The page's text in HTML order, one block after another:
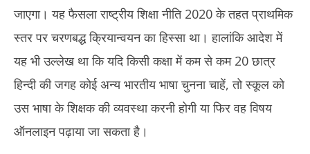
जाएगा। यह फैसला राष्ट्रीय शिक्षा नीति 2020 के तहत प्राथमिक
स्तर पर चरणबद्ध क्रियान्वयन का हिस्सा था। हालांकि आदेश में
यह भी उल्लेख था कि यदि किसी कक्षा में कम से कम 20 छात्र
हिन्दी की जगह कोई अन्य भारतीय भाषा चुनना चाहें, तो स्कूल को
उस भाषा के शिक्षक की व्यवस्था करनी होगी या फिर वह विषय
ऑनलाइन पढ़ाया जा सकता है।